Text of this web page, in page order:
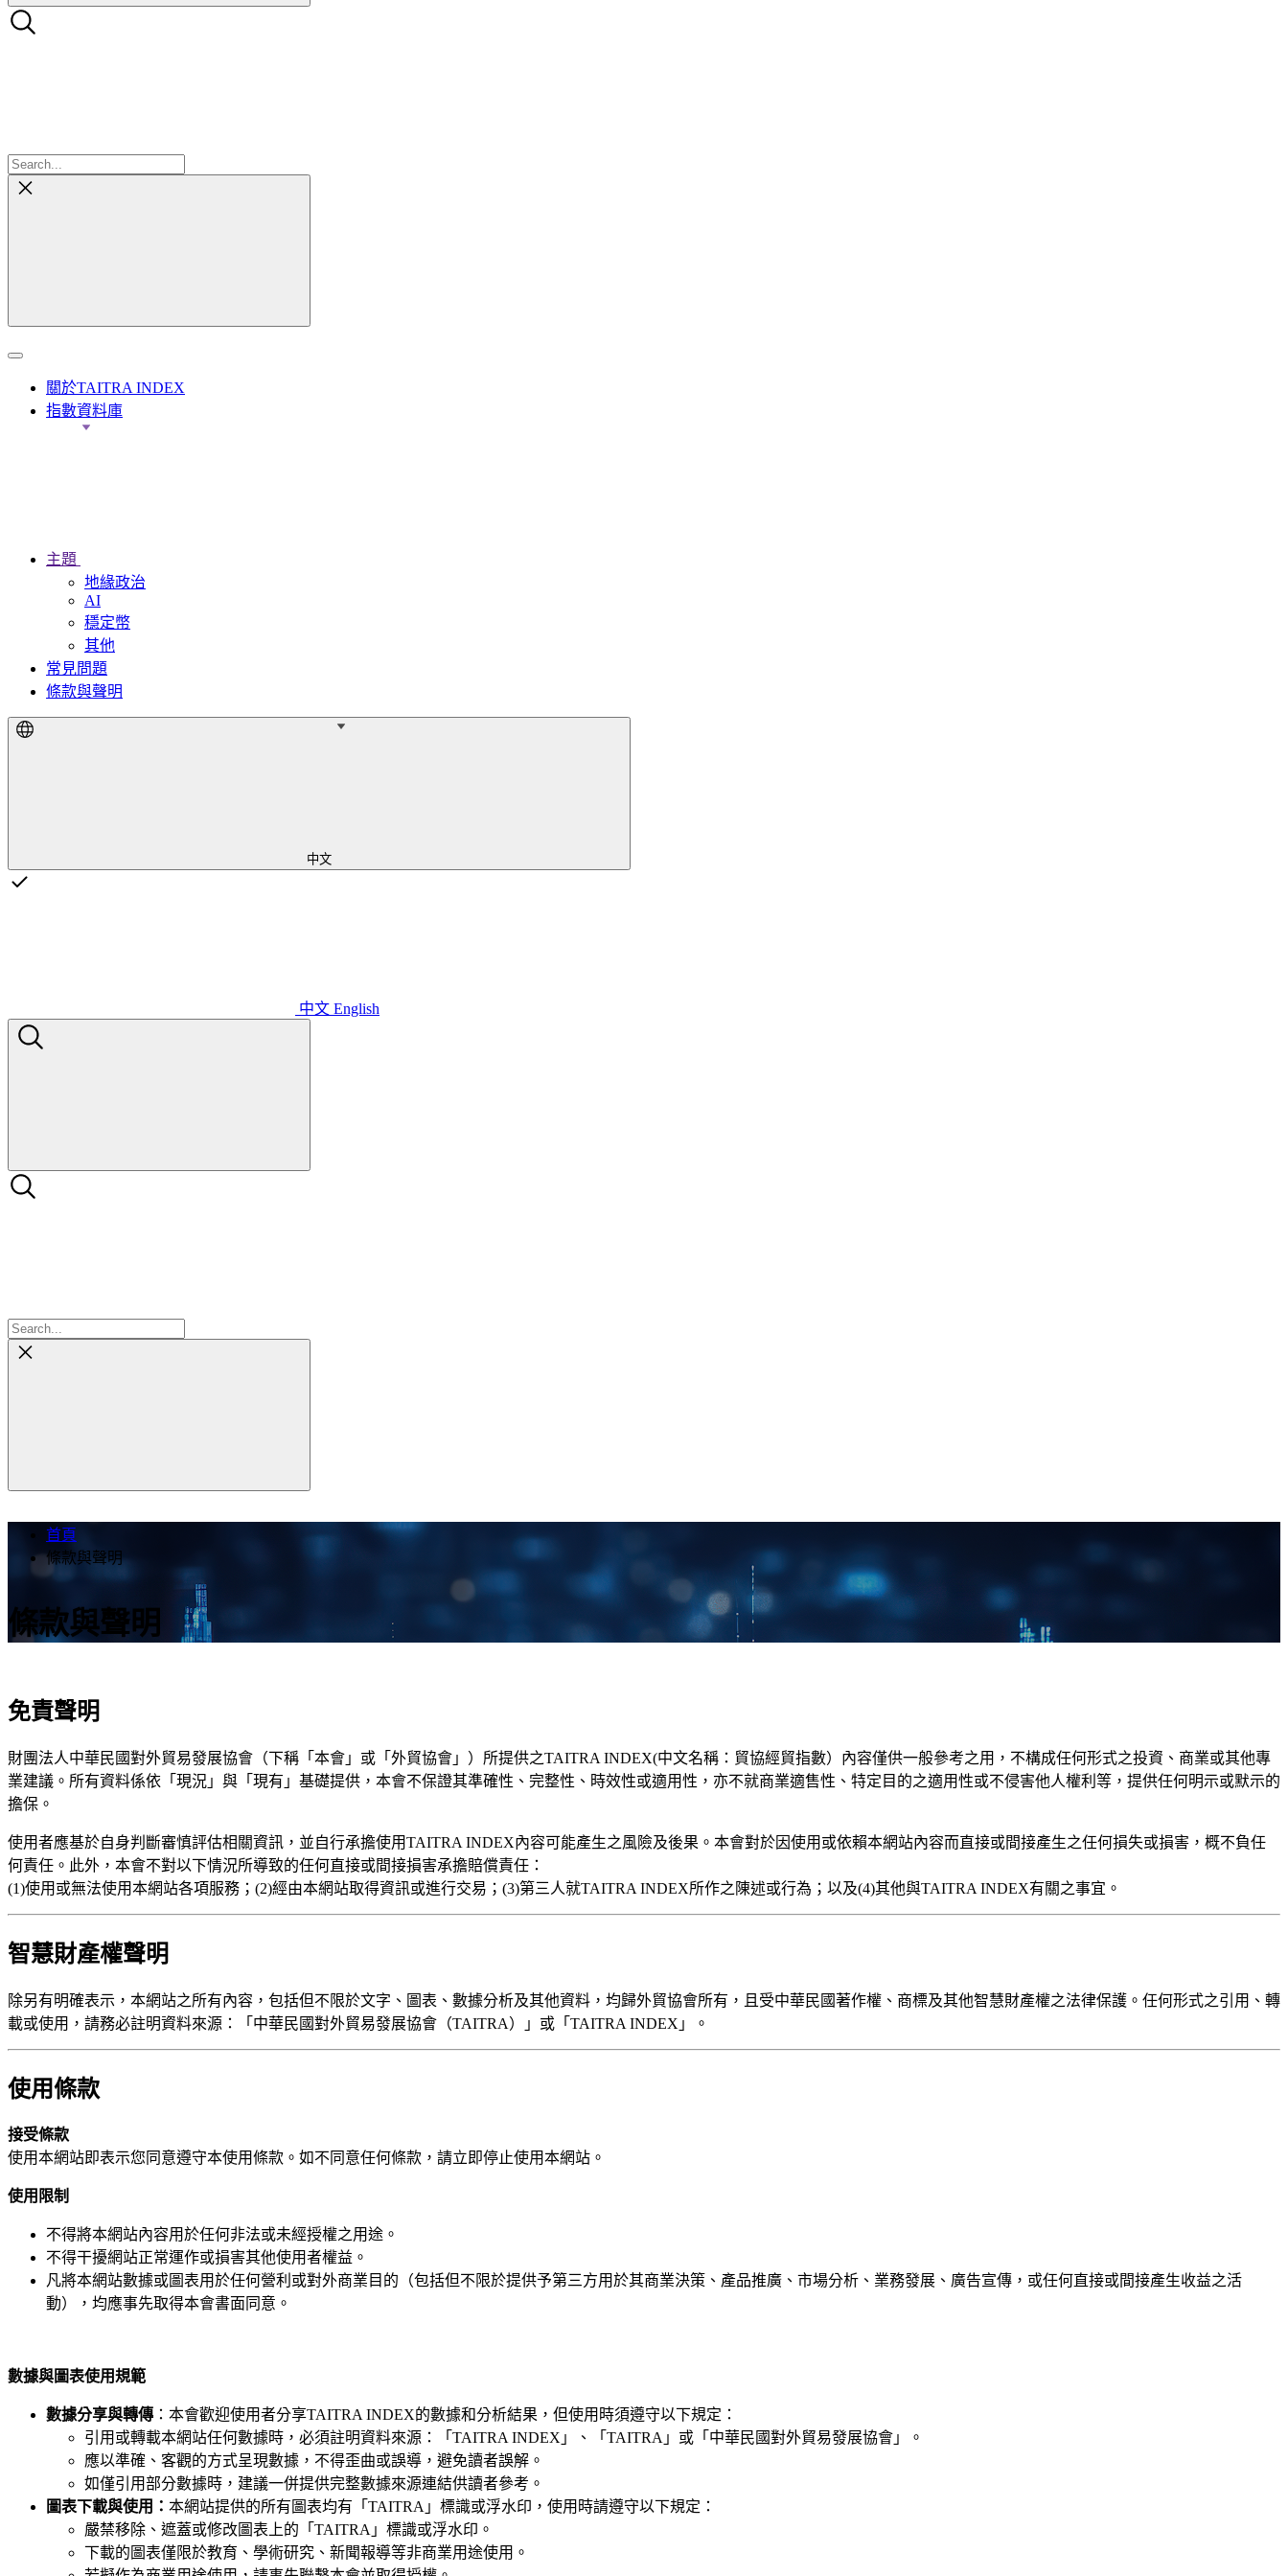
關於TAITRA INDEX
指數資料庫
主題
地緣政治
AI
穩定幣
其他
常見問題
條款與聲明
中文
中文 English
首頁
條款與聲明
條款與聲明
免責聲明
財團法人中華民國對外貿易發展協會（下稱「本會」或「外貿協會」）所提供之TAITRA INDEX(中文名稱：貿協經貿指數） 內容僅供一般參考之用，不構成任何形式之投資、商業或其他專
業建議。所有資料係依「現況」與「現有」基礎提供，本會不保證其準確性、完整性、時效性或適用性，亦不就商業適售性、特定目的之適用性或不侵害他人權利等，提供任何明示或默示的
擔保。
使用者應基於自身判斷審慎評估相關資訊，並自行承擔使用TAITRA INDEX內容可能產生之風險及後果。本會對於因使用或依賴本網站內容而直接或間接產生之任何損失或損害，概不負任
何責任。此外，本會不對以下情況所導致的任何直接或間接損害承擔賠償責任：
(1)使用或無法使用本網站各項服務； (2)經由本網站取得資訊或進行交易； (3)第三人就TAITRA INDEX所作之陳述或行為；以及(4)其他與TAITRA INDEX有關之事宜。
智慧財產權聲明
除另有明確表示， 本網站之所有內容，包括但不限於文字、圖表、數據分析及其他資料， 均歸外貿協會所有 ，且受中華民國著作權、商標及其他智慧財產權之法律保護 。任何形式之引用、轉
載或使用，請務必註明資料來源：「中華民國對外貿易發展協會（TAITRA）」或「TAITRA INDEX」。
使用條款
接受條款
使用本網站即表示您同意遵守本使用條款。如不同意任何條款，請立即停止使用本網站。
使用限制
不得將本網站內容用於任何非法或未經授權之用途。
不得干擾網站正常運作或損害其他使用者權益。
凡將本網站數據或圖表用於任何營利或對外商業目的（包括但不限於提供予第三方用於其商業決策、產品推廣、市場分析、業務發展、廣告宣傳，或任何直接或間接產生收益之活
動），均應事先取得本會書面同意。
數據與圖表使用規範
數據分享與轉傳 ：本會歡迎使用者分享TAITRA INDEX的數據和分析結果，但使用時須遵守以下規定：
引用或轉載本網站任何數據時，必須註明資料來源：「TAITRAINDEX」、「TAITRA」或「中華民國對外貿易發展協會 」。
應以準確、客觀的方式呈現數據，不得歪曲或誤導，避免讀者誤解。
如僅引用部分數據時，建議一併提供完整數據來源連結供讀者參考。
圖表下載與使用： 本網站提供的所有圖表均有「 TAITRA 」標識或浮水印，使用時請遵守以下規定：
嚴禁移除、遮蓋或修改圖表上的「 TAITRA 」標識或浮水印。
下載的圖表僅限於教育、學術研究、新聞報導等非商業用途使用。